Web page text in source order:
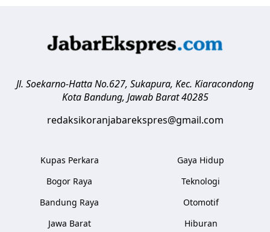
Jl. Soekarno-Hatta No.627, Sukapura, Kec. Kiaracondong
Kota Bandung, Jawab Barat 40285
redaksikoranjabarekspres@gmail.com
Kupas Perkara
Bogor Raya
Bandung Raya
Jawa Barat
Gaya Hidup
Teknologi
Otomotif
Hiburan